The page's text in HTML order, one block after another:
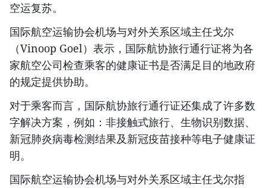
空运复苏。
国际航空运输协会机场与对外关系区域主任戈尔
（Vinoop Goel）表示，国际航协旅行通行证将为各
家航空公司检查乘客的健康证书是否满足目的地政府
的规定提供协助。
对于乘客而言，国际航协旅行通行证还集成了许多数
字解决方案，例如：非接触式旅行、生物识别数据、
新冠肺炎病毒检测结果及新冠疫苗接种等电子健康证
明。
国际航空运输协会机场与对外关系区域主任戈尔指